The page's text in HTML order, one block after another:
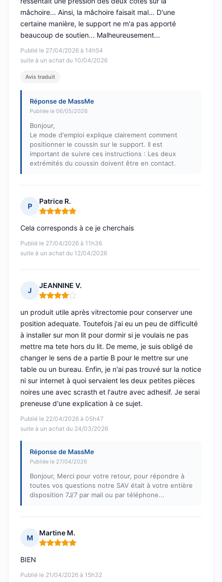
Publié le 27/04/2026 à 14h54
suite à un achat du 10/04/2026
mâchoire... Ainsi, la mâchoire faisait mal... D'une
certaine manière, le support ne m'a pas apporté
beaucoup de soutien... Malheureusement...
Avis traduit
Réponse de MassMe
Publiée le 06/05/2026
Bonjour,
Le mode d'emploi explique clairement comment
positionner le coussin sur le support. Il est
important de suivre ces instructions : Les deux
extrémités du coussin doivent être en contact.
P
Patrice R.
Note : 5 sur 5
Publié le 27/04/2026 à 11h36
suite à un achat du 12/04/2026
Cela corresponds à ce je cherchais
J
JEANNINE V.
Note : 4 sur 5
Publié le 22/04/2026 à 05h47
suite à un achat du 24/03/2026
un produit utile après vitrectomie pour conserver une
position adequate. Toutefois j'ai eu un peu de difficulté
à installer sur mon lit pour dormir si je voulais ne pas
mettre ma tete hors du lit. De meme, je suis obligé de
changer le sens de a partie B pour le mettre sur une
table ou un bureau. Enfin, je n'ai pas trouvé sur la notice
ni sur internet à quoi servaient les deux petites pièces
noires une avec scrasth et l'autre avec adhesif. Je serai
preneuse d'une explication à ce sujet.
Réponse de MassMe
Publiée le 27/04/2026
Bonjour, Merci pour votre retour, pour répondre à
toutes vos questions notre SAV était à votre entière
disposition 7J/7 par mail ou par téléphone...
M
Martine M.
Note : 5 sur 5
Publié le 21/04/2026 à 15h32
BIEN